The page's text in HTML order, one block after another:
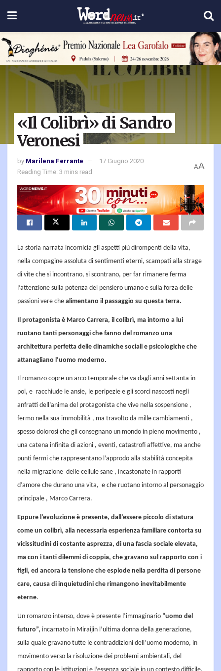
«Il Colibrì» di Sandro
Veronesi
by Marilena Ferrante
17 Giugno 2020
Reading Time: 3 mins read
AA
La storia narrata incornicia gli aspetti più dirompenti della vita,
nella compagine assoluta di sentimenti eterni, scampati alla strage
di vite che si incontrano, si scontrano, per far rimanere ferma
l’attenzione sulla potenza del pensiero umano e sulla forza delle
passioni vere che alimentano il passaggio su questa terra.
Il protagonista è Marco Carrera, il colibrì, ma intorno a lui
ruotano tanti personaggi che fanno del romanzo una
architettura perfetta delle dinamiche sociali e psicologiche che
attanagliano l’uomo moderno.
Il romanzo copre un arco temporale che va dagli anni settanta in
poi, e racchiude le ansie, le peripezie e gli scorci nascosti negli
anfratti dell’anima del protagonista che vive nella sospensione ,
fermo nella sua immobilità , ma travolto da mille cambiamenti ,
spesso dolorosi che gli consegnano un mondo in pieno movimento ,
una catena infinita di azioni , eventi, catastrofi affettive, ma anche
punti fermi che rappresentano l’approdo alla stabilità concepita
nella migrazione delle cellule sane , incastonate in rapporti
d’amore che durano una vita, e che ruotano intorno al personaggio
principale , Marco Carrera.
Eppure l’evoluzione è presente, dall’essere piccolo di statura
come un colibrì, alla necessaria esperienza familiare contorta su
vicissitudini di costante asprezza, di una fascia sociale elevata,
ma con i tanti dilemmi di coppia, che gravano sul rapporto con i
figli, ed ancora la tensione che esplode nella perdita di persone
care, causa di inquietudini che rimangono inevitabilmente
eterne.
Un romanzo intenso, dove è presente l’immaginario “uomo del
futuro”, incarnato in Miraijin l’ultima donna della generazione,
sulla quale gravano tutte le contraddizioni dell’uomo moderno, in
movimento verso la risoluzione dei problemi ambientali, del